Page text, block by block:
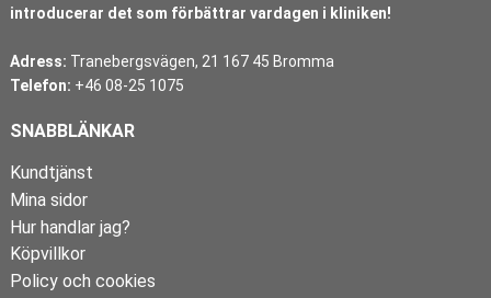
introducerar det som förbättrar vardagen i kliniken!
Adress: Tranebergsvägen, 21 167 45 Bromma
Telefon: +46 08-25 1075
SNABBLÄNKAR
Kundtjänst
Mina sidor
Hur handlar jag?
Köpvillkor
Policy och cookies